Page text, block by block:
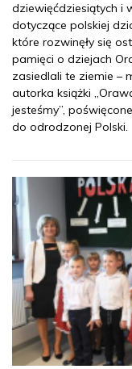
dziewięćdziesiątych i
dotyczące polskiej
które rozwinęły się
pamięci o dziejach
zasiedlali te ziemie –
autorka książki
jesteśmy”,
do odrodzonej Polski.